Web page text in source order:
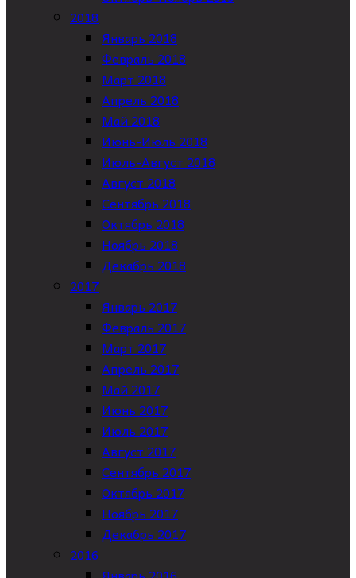
2018
Январь 2018
Февраль 2018
Март 2018
Апрель 2018
Май 2018
Июнь-Июль 2018
Июль-Август 2018
Август 2018
Сентябрь 2018
Октябрь 2018
Ноябрь 2018
Декабрь 2018
2017
Январь 2017
Февраль 2017
Март 2017
Апрель 2017
Май 2017
Июнь 2017
Июль 2017
Август 2017
Сентябрь 2017
Октябрь 2017
Ноябрь 2017
Декабрь 2017
2016